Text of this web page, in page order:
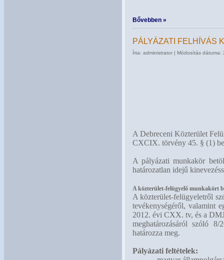
Bővebben »
PÁLYÁZATI FELHÍVÁS
Írta: administrator | Módosítás dátuma:
A Debreceni Közterület
CXCIX. törvény 45. § (1)
A pályázati munkakör
határozatlan idejű
A közterület-felügyelő munkakört
A közterület-felügyeletről
tevékenységéről, valamint
2012. évi CXX. tv, és a
meghatározásáról szóló
határozza meg.
Pályázati feltételek: